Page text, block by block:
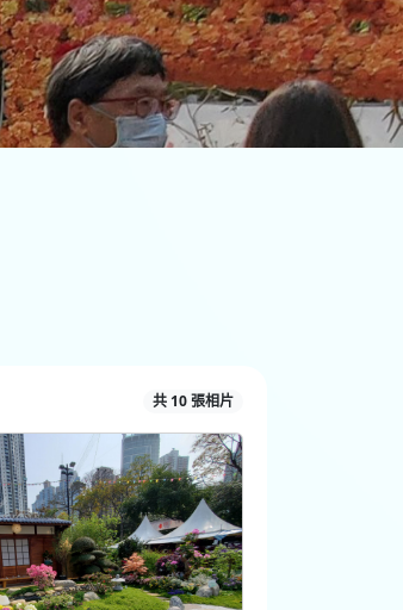
共 10 張相片